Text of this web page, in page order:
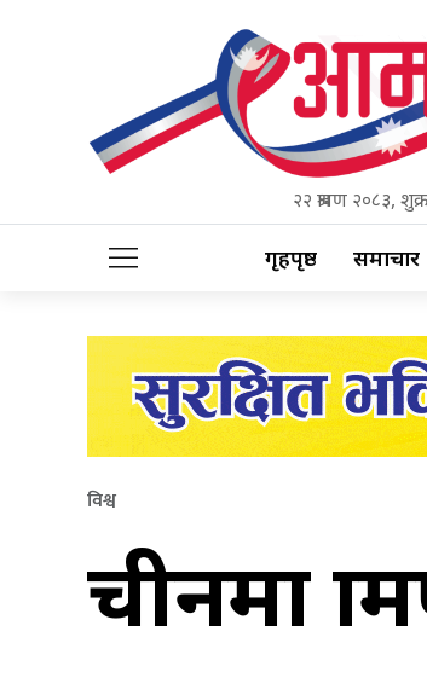
२२ श्रावण २०८३,
गृहपृष्ठ समाचार
विश्व
चीनमा